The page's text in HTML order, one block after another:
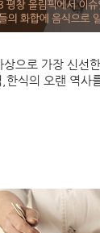
으로 가장 신선
식의 오랜 역사